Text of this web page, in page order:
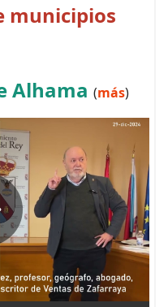
municipios
Alhama (más)